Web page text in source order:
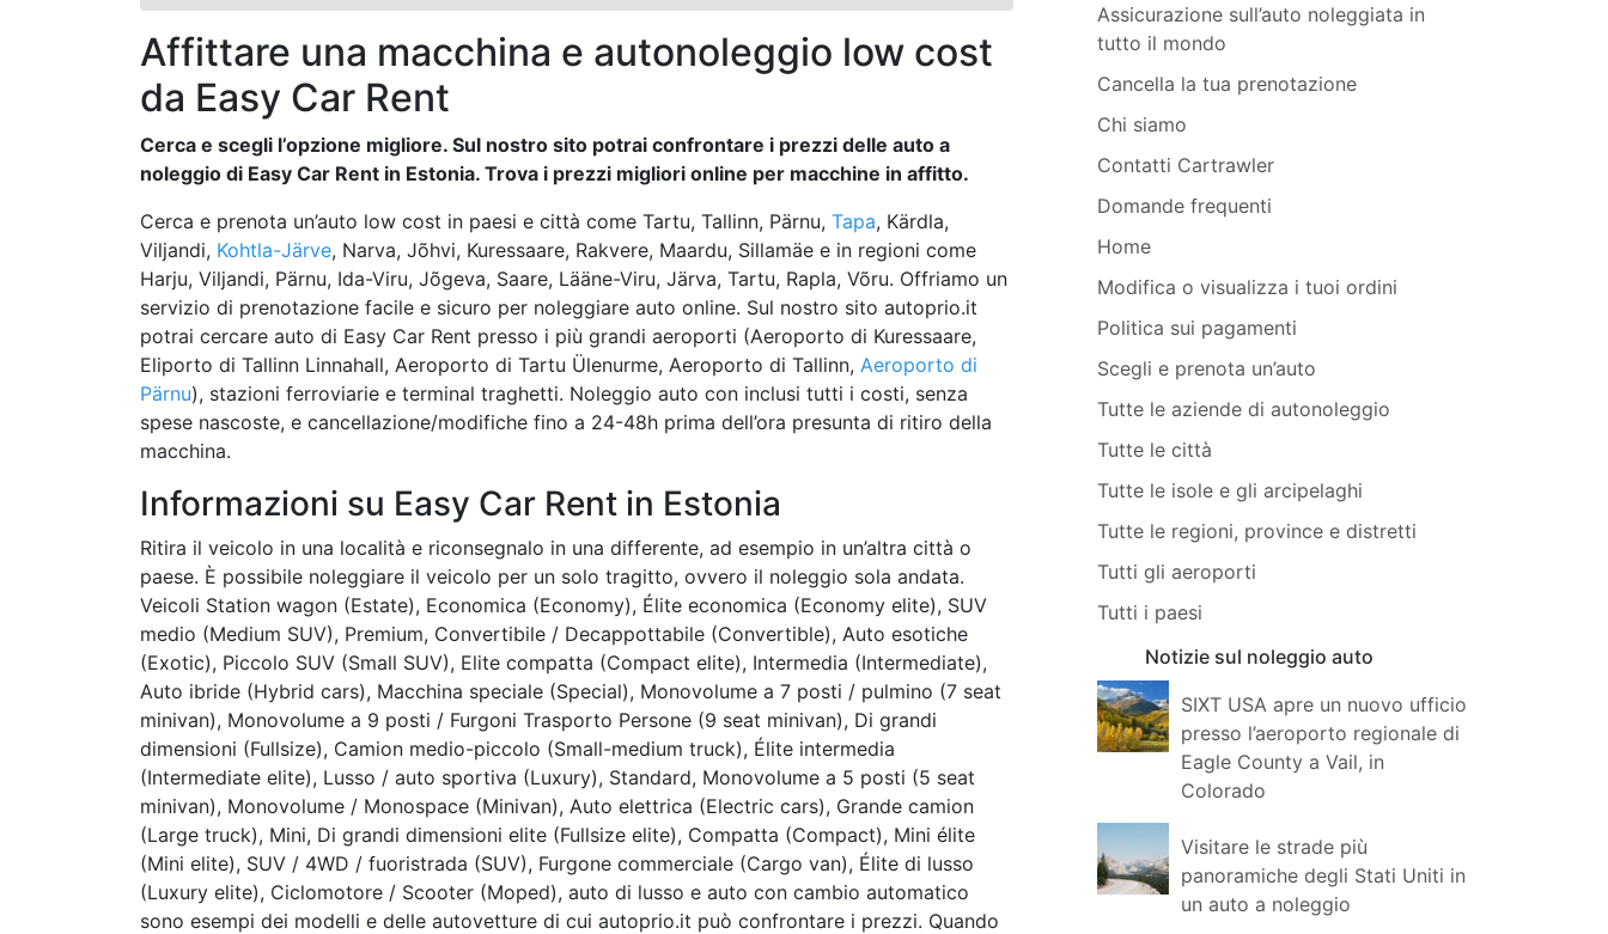
Affittare una macchina e autonoleggio low cost
da Easy Car Rent
Cerca e scegli l’opzione migliore. Sul nostro sito potrai confrontare i prezzi delle auto a
noleggio di Easy Car Rent in Estonia. Trova i prezzi migliori online per macchine in affitto.
Cerca e prenota un’auto low cost in paesi e città come Tartu, Tallinn, Pärnu, Tapa, Kärdla,
Viljandi, Kohtla-Järve, Narva, Jõhvi, Kuressaare, Rakvere, Maardu, Sillamäe e in regioni come
Harju, Viljandi, Pärnu, Ida-Viru, Jõgeva, Saare, Lääne-Viru, Järva, Tartu, Rapla, Võru. Offriamo un
servizio di prenotazione facile e sicuro per noleggiare auto online. Sul nostro sito autoprio.it
potrai cercare auto di Easy Car Rent presso i più grandi aeroporti (Aeroporto di Kuressaare,
Eliporto di Tallinn Linnahall, Aeroporto di Tartu Ülenurme, Aeroporto di Tallinn, Aeroporto di
Pärnu), stazioni ferroviarie e terminal traghetti. Noleggio auto con inclusi tutti i costi, senza
spese nascoste, e cancellazione/modifiche fino a 24-48h prima dell’ora presunta di ritiro della
macchina.
Informazioni su Easy Car Rent in Estonia
Ritira il veicolo in una località e riconsegnalo in una differente, ad esempio in un’altra città o
paese. È possibile noleggiare il veicolo per un solo tragitto, ovvero il noleggio sola andata.
Veicoli Station wagon (Estate), Economica (Economy), Élite economica (Economy elite), SUV
medio (Medium SUV), Premium, Convertibile / Decappottabile (Convertible), Auto esotiche
(Exotic), Piccolo SUV (Small SUV), Elite compatta (Compact elite), Intermedia (Intermediate),
Auto ibride (Hybrid cars), Macchina speciale (Special), Monovolume a 7 posti / pulmino (7 seat
minivan), Monovolume a 9 posti / Furgoni Trasporto Persone (9 seat minivan), Di grandi
dimensioni (Fullsize), Camion medio-piccolo (Small-medium truck), Élite intermedia
(Intermediate elite), Lusso / auto sportiva (Luxury), Standard, Monovolume a 5 posti (5 seat
minivan), Monovolume / Monospace (Minivan), Auto elettrica (Electric cars), Grande camion
(Large truck), Mini, Di grandi dimensioni elite (Fullsize elite), Compatta (Compact), Mini élite
(Mini elite), SUV / 4WD / fuoristrada (SUV), Furgone commerciale (Cargo van), Élite di lusso
(Luxury elite), Ciclomotore / Scooter (Moped), auto di lusso e auto con cambio automatico
sono esempi dei modelli e delle autovetture di cui autoprio.it può confrontare i prezzi. Quando
Assicurazione sull’auto noleggiata in
tutto il mondo
Cancella la tua prenotazione
Chi siamo
Contatti Cartrawler
Domande frequenti
Home
Modifica o visualizza i tuoi ordini
Politica sui pagamenti
Scegli e prenota un’auto
Tutte le aziende di autonoleggio
Tutte le città
Tutte le isole e gli arcipelaghi
Tutte le regioni, province e distretti
Tutti gli aeroporti
Tutti i paesi
Notizie sul noleggio auto
SIXT USA apre un nuovo ufficio
presso l’aeroporto regionale di
Eagle County a Vail, in
Colorado
Visitare le strade più
panoramiche degli Stati Uniti in
un auto a noleggio